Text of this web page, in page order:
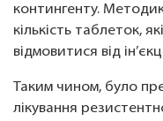
контингенту.
кількість таблеток,
відмовитися від
Таким чином, було
лікування